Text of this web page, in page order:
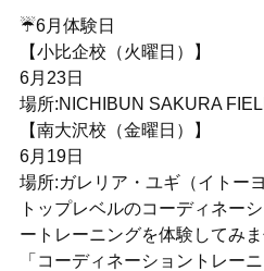
☔6月体験日
【小比企校（火曜日）】
6月23日
場所:NICHIBUN SAKURA
【南大沢校（金曜日）】
6月19日
場所:ガレリア・ユギ（イトー
トップレベルのコーディネー
ートレーニングを体験してみ
「コーディネーショントレー